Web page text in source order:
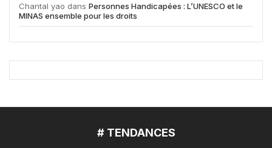
Chantal yao dans Personnes Handicapées : L’UNESCO et le
MINAS ensemble pour les droits
# TENDANCES